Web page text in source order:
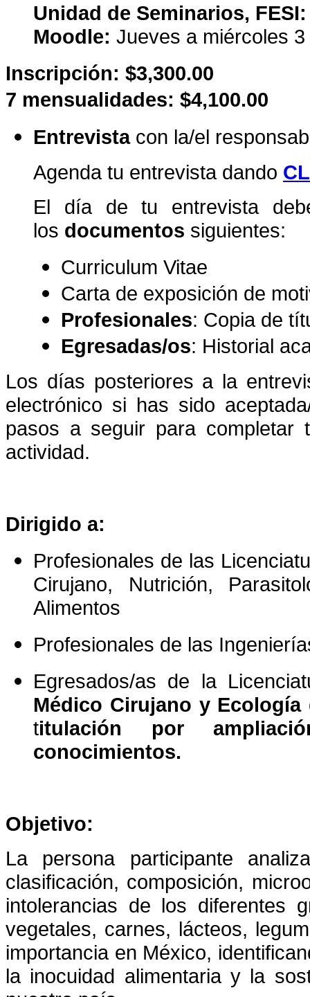
Unidad de Seminarios,
Moodle: Jueves a miércoles
Inscripción: $3,300.00
7 mensualidades: $4,100.00
Entrevistacon la/el
Agenda tu entrevista dando
El día de tu entrevista
los documentos siguientes:
Curriculum Vitae
Carta de exposición de
Profesionales: Copia de
Egresadas/os: Historial
Los días posteriores a la
electrónico si has sido
pasos a seguir para completar
actividad.
Dirigido a:
Profesionales de las
Cirujano, Nutrición,
Alimentos
Profesionales de las
Egresados/as de la
Médico Cirujano y Ecología
titulación por
conocimientos.
Objetivo:
La persona participante
clasificación, composición,
intolerancias de los diferentes
vegetales, carnes, lácteos,
importancia en México,
la inocuidad alimentaria y la